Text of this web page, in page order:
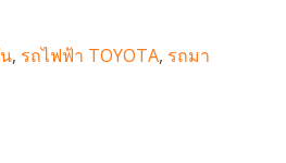
, รถไฟฟ้า TOYOTA, รถมา